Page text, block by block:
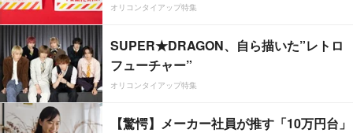
オリコンタイアップ特集
SUPER★DRAGON、自ら描いた”レトロ
フューチャー”
オリコンタイアップ特集
【驚愕】メーカー社員が推す「10万円台」